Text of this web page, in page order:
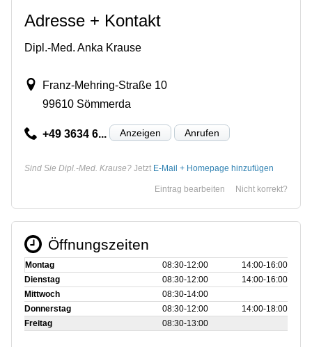
Adresse + Kontakt
Dipl.-Med. Anka Krause
Franz-Mehring-Straße 10
99610 Sömmerda
+49 3634 6... Anzeigen Anrufen
Sind Sie Dipl.-Med. Krause? Jetzt E-Mail + Homepage hinzufügen
Nicht korrekt?
Eintrag bearbeiten
Öffnungszeiten
Montag 08:30‑12:00
14:00‑16:00
Dienstag
08:30‑12:00
14:00‑16:00
Mittwoch
08:30‑14:00
Donnerstag
08:30‑12:00
14:00‑18:00
Freitag
08:30‑13:00